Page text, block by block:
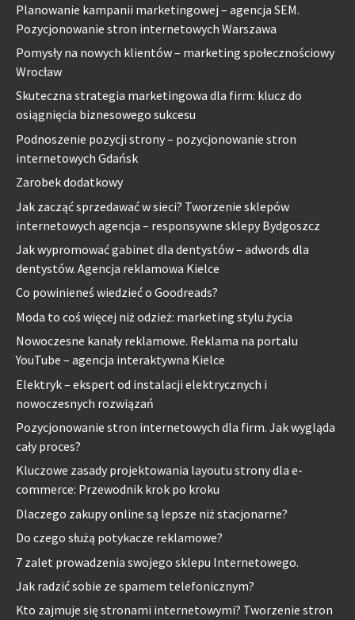
Planowanie kampanii marketingowej – agencja SEM.
Pozycjonowanie stron internetowych Warszawa
Pomysły na nowych klientów – marketing społecznościowy
Wrocław
Skuteczna strategia marketingowa dla firm: klucz do
osiągnięcia biznesowego sukcesu
Podnoszenie pozycji strony – pozycjonowanie stron
internetowych Gdańsk
Zarobek dodatkowy
Jak zacząć sprzedawać w sieci? Tworzenie sklepów
internetowych agencja – responsywne sklepy Bydgoszcz
Jak wypromować gabinet dla dentystów – adwords dla
dentystów. Agencja reklamowa Kielce
Co powinieneś wiedzieć o Goodreads?
Moda to coś więcej niż odzież: marketing stylu życia
Nowoczesne kanały reklamowe. Reklama na portalu
YouTube – agencja interaktywna Kielce
Elektryk – ekspert od instalacji elektrycznych i
nowoczesnych rozwiązań
Pozycjonowanie stron internetowych dla firm. Jak wygląda
cały proces?
Kluczowe zasady projektowania layoutu strony dla e-
commerce: Przewodnik krok po kroku
Dlaczego zakupy online są lepsze niż stacjonarne?
Do czego służą potykacze reklamowe?
7 zalet prowadzenia swojego sklepu Internetowego.
Jak radzić sobie ze spamem telefonicznym?
Kto zajmuje się stronami internetowymi? Tworzenie stron